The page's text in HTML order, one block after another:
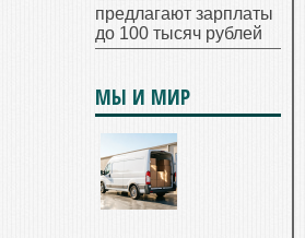
предлагают зарплаты
до 100 тысяч рублей
МЫ И МИР